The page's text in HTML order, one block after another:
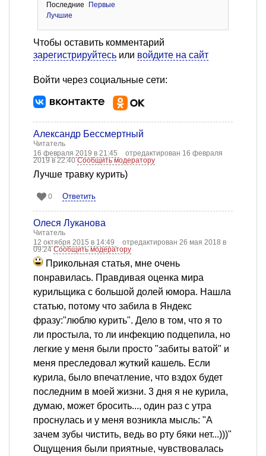
Последние
Первые
Лучшие
Чтобы оставить комментарий
зарегистрируйтесь или войдите на сайт
Войти через социальные сети:
Александр Бессмертный
Читатель
16 февраля 2019 в 21:45
отредактирован 16 февраля
2019 в 22:40Сообщить модератору
Лучше травку курить)
0 Ответить
Олеся Луканова
Читатель
12 октября 2015 в 14:49
отредактирован 26 мая 2018 в
09:24Сообщить модератору
Прикольная статья, мне очень
понравилась. Правдивая оценка мира
курильщика с большой долей юмора. Нашла
статью, потому что забила в Яндекс
фразу:"люблю курить". Дело в том, что я то
ли простыла, то ли инфекцию подцепила, но
легкие у меня были просто "забиты ватой" и
меня преследовал жуткий кашель. Если
курила, было впечатление, что вздох будет
последним в моей жизни. 3 дня я не курила,
думаю, может бросить..., один раз с утра
проснулась и у меня возникла мысль: "А
зачем зубы чистить, ведь во рту бяки нет...)))"
Ощущения были приятные, чувствовалась